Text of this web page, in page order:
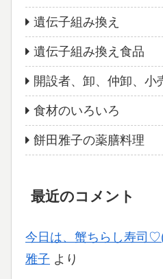
遺伝子組み換え
遺伝子組み換え食品
開設者、卸、仲卸、
食材のいろいろ
餅田雅子の薬膳料理
最近のコメント
今日は、蟹ちらし寿司
雅子 より